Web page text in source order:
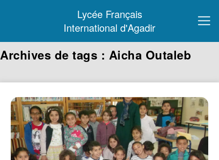
Lycée Français
International d'Agadir
Archives de tags : Aicha Outaleb